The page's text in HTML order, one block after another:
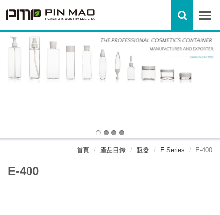
首頁 產品目錄 瓶器 E Series E-400
E-400